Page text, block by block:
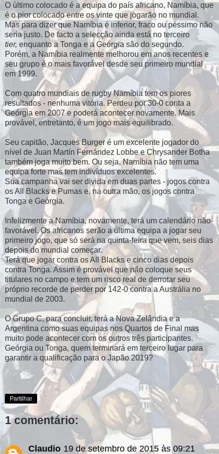
O último colocado é a equipa do país africano, Namíbia, que
é o pior colocado entre os vinte que jogarão no mundial.
Mas para dizer que Namíbia é inferior, fraco ou péssimo não
seria justo. De facto a selecção ainda está no terceiro
tier, enquanto a Tonga e a Geórgia são do segundo.
Porém, a Namíbia realmente melhorou em anos recentes e
seu grupo é o mais favorável desde seu primeiro mundial
em 1999.
Com quatro mundiais de rugby Namíbia tem os piores
resultados - nenhuma vitória. Perdeu por 30-0 conta a
Geórgia em 2007 e poderá acontecer novamente. Mais
provável, entretanto, é um jogo mais equilibrado.
Seu capitão, Jacques Burger é um excelente jogador do
nível de Juan Martín Fernández Lobbe e Chrysander Botha
também joga muito bem. Ou seja, Namíbia não tem uma
equipa forte mas tem indivíduos excelentes.
Sua campanha vai ser divida em duas partes - jogos contra
os All Blacks e Pumas e, na outra mão, os jogos contra
Tonga e Geórgia.
Infelizmente a Namíbia, novamente, terá um calendário não-
favorável. Os africanos serão a última equipa a jogar seu
primeiro jogo, que só será na quinta-feira que vem, seis dias
depois do mundial começar.
Terá que jogar contra os All Blacks e cinco dias depois
contra Tonga. Assim é provável que não coloque seus
titulares no campo e tem um risco real de derrotar seu
próprio recorde de perder por 142-0 contra a Austrália no
mundial de 2003.
O Grupo C, para concluir, terá a Nova Zelândia e a
Argentina como suas equipas nos Quartos de Final mas
muito pode acontecer com os outros três participantes.
Geórgia ou Tonga, quem terminará em terceiro lugar para
garantir a qualificação para o Japão 2019?
Partilhar
1 comentário:
Claudio 19 de setembro de 2015 às 09:21